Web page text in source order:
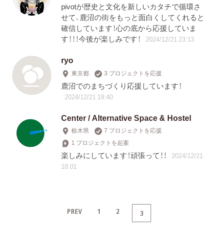
pivotが歴史と文化を新しいカタチで循環さ
せて、鹿沼の街をもっと面白くしてくれると
確信しています！心の底から応援していま
す！！！今後が楽しみです！
2024/12/21 23:13
ryo
東京都 3 プロジェクトを応援
鹿沼でのまちづくり応援しています！
2024/12/21 19:40
Center / Alternative Space & Hostel
栃木県
7 プロジェクトを応援
1 プロジェクトを起案
楽しみにしています！頑張って！！
2024/12/21
18:01
PREV 1 2 3